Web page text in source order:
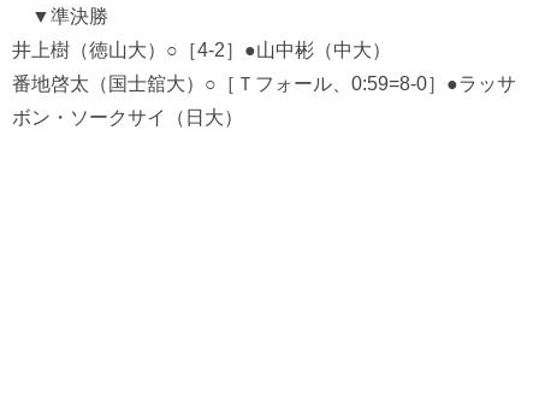
▼準決勝
井上樹（徳山大）○［4-2］●山中彬（中大）
番地啓太（国士舘大）○［Ｔフォール、0:59=8-0］●ラッサ
ボン・ソークサイ（日大）